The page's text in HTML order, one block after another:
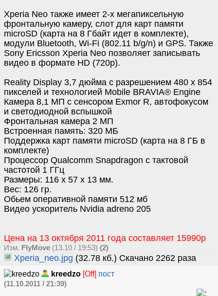
Xperia Neo также имеет 2-х мегапиксельную
фронтальную камеру, слот для карт памяти
microSD (карта на 8 Гбайт идет в комплекте),
модули Bluetooth, Wi-Fi (802.11 b/g/n) и GPS. Также
Sony Ericsson Xperia Neo позволяет записывать
видео в формате HD (720p).
Reality Display 3,7 дюйма с разрешением 480 х 854
пикселей и технологией Mobile BRAVIA® Engine
Камера 8,1 МП с сенсором Exmor R, автофокусом
и светодиодной вспышкой
Фронтальная камера 2 МП
Встроенная память: 320 МБ
Поддержка карт памяти microSD (карта на 8 ГБ в
комплекте)
Процессор Qualcomm Snapdragon с тактовой
частотой 1 ГГц
Размеры: 116 x 57 x 13 мм.
Вес: 126 гр.
Обьем оперативной памяти 512 мб
Видео ускоритель Nvidia adreno 205
Цена на 13 октября 2011 года составляет 15990р
Изм. FlyMove (13.10 / 19:53) (2)
Xperia_neo.jpg (32.78 кб.) Скачано 2262 раза
kreedzo [Off] пост
(11.10.2011 / 21:39)